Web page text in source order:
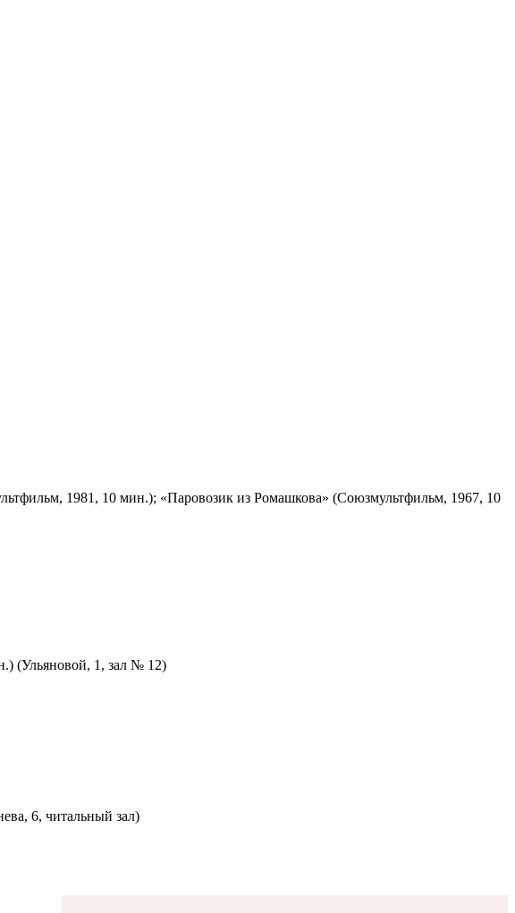
1981, 10 мин.); «Паровозик из Ромашкова» (Союзмультфильм, 1967, 10
(Ульяновой, 1, зал № 12)
6, читальный зал)